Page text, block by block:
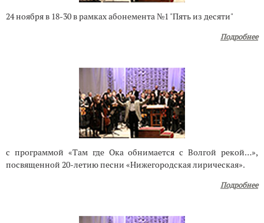
24 ноября в 18-30 в рамках абонемента №1 "Пять из десяти"
Подробнее
с программой «Там где Ока обнимается с Волгой рекой…»,
посвященной 20-летию песни «Нижегородская лирическая».
Подробнее